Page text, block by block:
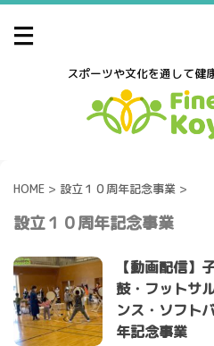
スポーツや文化を通して健
HOME > 設立１０周年記念事業 >
設立１０周年記念事業
【動画配信】
鼓・フットサ
ンス・ソフト
年記念事業